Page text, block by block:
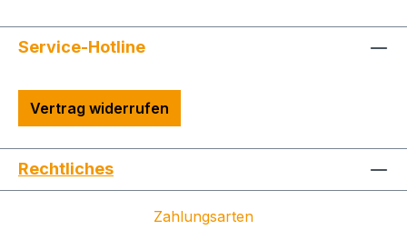
Service-Hotline
Vertrag widerrufen
Rechtliches
Zahlungsarten